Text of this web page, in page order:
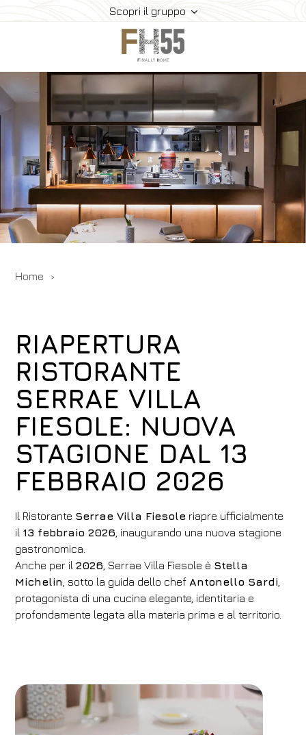
Scopri il gruppo
Home
Collection
Mice
FH55 Viprogram
FH55 Experience
Contatti
Offerte
Home
RIAPERTURA
RISTORANTE
SERRAE VILLA
FIESOLE: NUOVA
STAGIONE DAL 13
FEBBRAIO 2026
Il Ristorante Serrae Villa Fiesole riapre ufficialmente
il 13 febbraio 2026 , inaugurando una nuova stagione
gastronomica.
Anche per il2026 , Serrae Villa Fiesole è Stella
Michelin , sotto la guida dello chef Antonello Sardi
protagonista di una cucina elegante, identitaria e
profondamente legata alla materia prima e al territorio.